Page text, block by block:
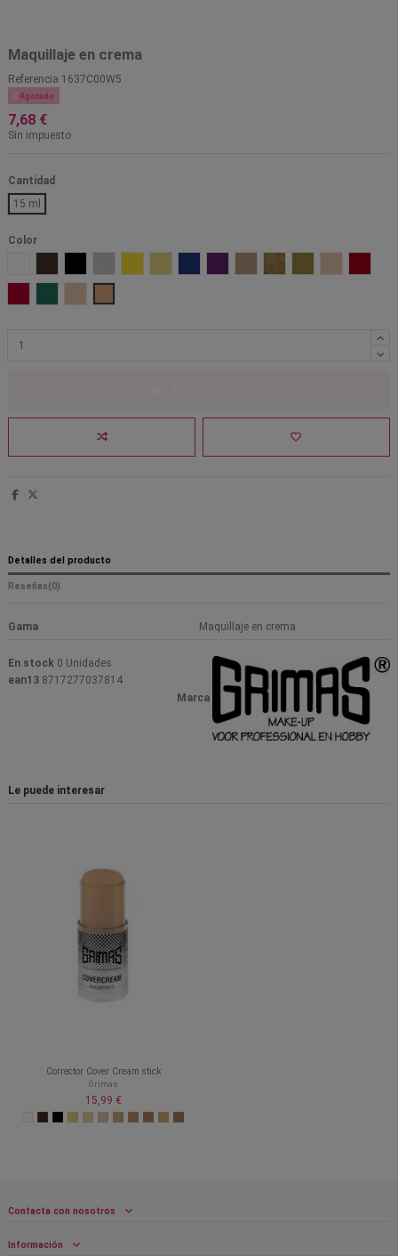
Maquillaje en crema
Referencia 1637C00W5
 Agotado
7,68 €
Sin impuesto
Cantidad
15 ml
Color
Marrón OAOro 705
Detalles del producto
Reseñas(0)
Gama Maquillaje en crema
Marca
En stock 0 Unidades
ean13 8717277037814
Le puede interesar
Corrector Cover Cream stick
Grimas
15,99 €
Contacta con nosotros
Información